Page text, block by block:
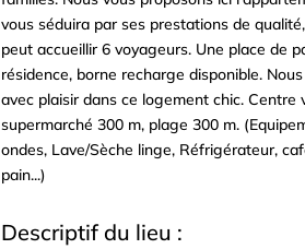
vous séduira par ses prestations de
peut accueillir 6 voyageurs. Une place de
résidence, borne recharge disponible.
avec plaisir dans ce logement chic. Centre
supermarché 300 m, plage 300 m.
ondes, Lave/Sèche linge, Réfrigérateur,
pain...)
Descriptif du lieu :